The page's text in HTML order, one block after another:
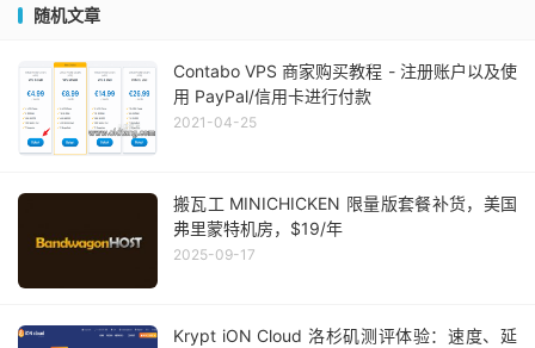
随机文章
Contabo VPS 商家购买教程 - 注册账户以及使
用 PayPal/信用卡进行付款
2021-04-25
搬瓦工 MINICHICKEN 限量版套餐补货，美国
弗里蒙特机房，$19/年
2025-09-17
Krypt iON Cloud 洛杉矶测评体验：速度、延